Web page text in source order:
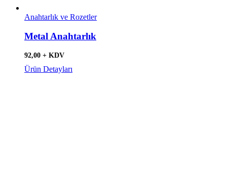
Anahtarlık ve Rozetler
Metal Anahtarlık
92,00 + KDV
Ürün Detayları